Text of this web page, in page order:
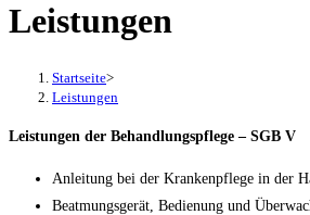
Leistungen
Startseite>
Leistungen
Leistungen der Behandlungspflege – SGB V
Anleitung bei der Krankenpflege in der
Beatmungsgerät, Bedienung und